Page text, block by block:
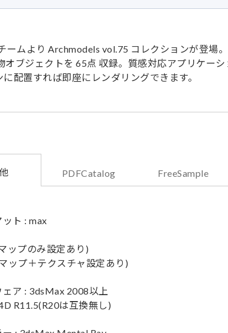
ームより Archmodels vol.75 コレクションが登場
オブジェクトを 65点 収録。質感対応アプリケー
に配置すれば即座にレンダリングできます。
PDFCatalog FreeSample
ト : max
ップのみ設定あり)
ップ＋テクスチャ設定あり)
ェア : 3dsMax 2008以上
R11.5(R20は互換無し)